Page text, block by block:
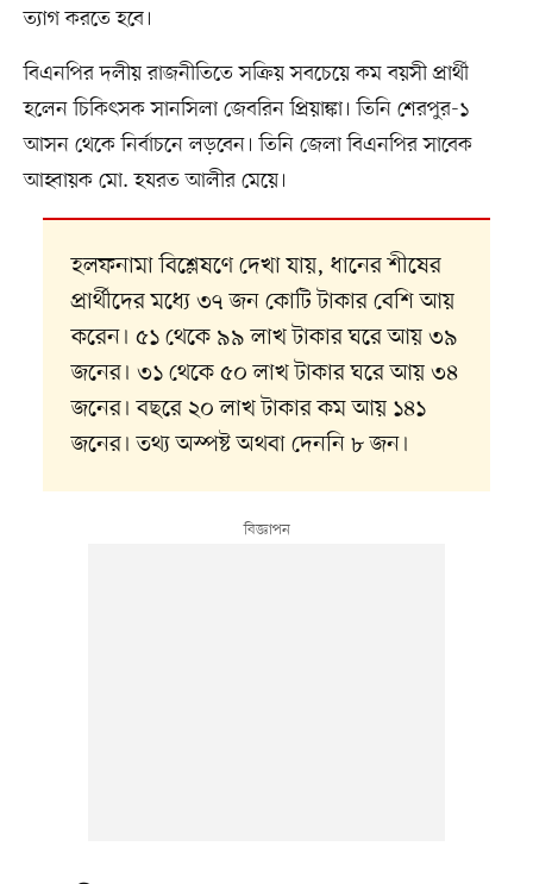
ত্যাগ করতে হবে।
বিএনপির দলীয় রাজনীতিতে সক্রিয় সবচেয়ে কম বয়সী প্রার্থী
হলেন চিকিৎসক সানসিলা জেবরিন প্রিয়াঙ্কা। তিনি শেরপুর-১
আসন থেকে নির্বাচনে লড়বেন। তিনি জেলা বিএনপির সাবেক
আহ্বায়ক মো. হযরত আলীর মেয়ে।
হলফনামা বিশ্লেষণে দেখা যায়, ধানের শীষের
প্রার্থীদের মধ্যে ৩৭ জন কোটি টাকার বেশি আয়
করেন। ৫১ থেকে ৯৯ লাখ টাকার ঘরে আয় ৩৯
জনের। ৩১ থেকে ৫০ লাখ টাকার ঘরে আয় ৩৪
জনের। বছরে ২০ লাখ টাকার কম আয় ১৪১
জনের। তথ্য অস্পষ্ট অথবা দেননি ৮ জন।